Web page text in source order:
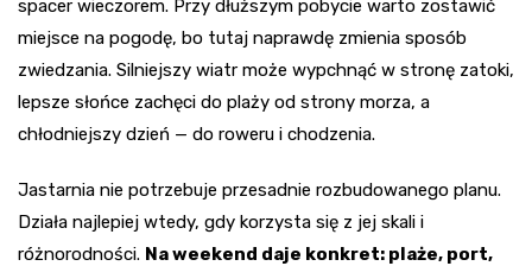
spacer wieczorem. Przy dłuższym pobycie warto zostawić
miejsce na pogodę, bo tutaj naprawdę zmienia sposób
zwiedzania. Silniejszy wiatr może wypchnąć w stronę zatoki,
lepsze słońce zachęci do plaży od strony morza, a
chłodniejszy dzień — do roweru i chodzenia.
Jastarnia nie potrzebuje przesadnie rozbudowanego planu.
Działa najlepiej wtedy, gdy korzysta się z jej skali i
różnorodności. Na weekend daje konkret: plaże, port,